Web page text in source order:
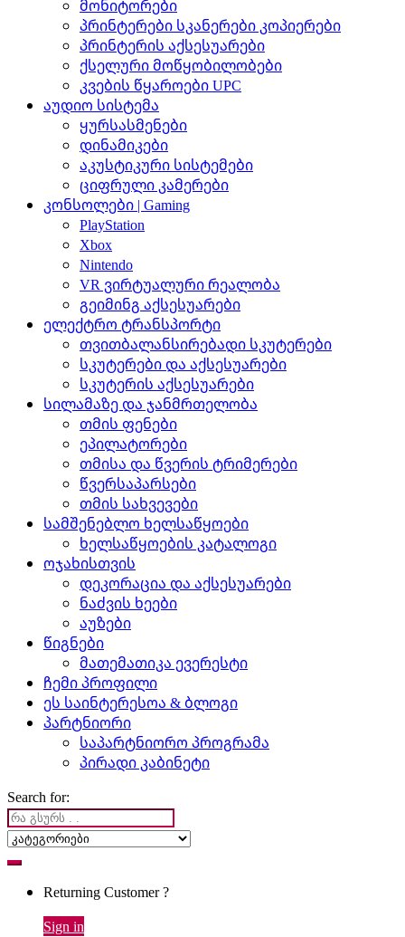
მონიტორები
პრინტერები სკანერები კოპიერები
პრინტერის აქსესუარები
ქსელური მოწყობილობები
კვების წყაროები UPC
აუდიო სისტემა
ყურსასმენები
დინამიკები
აკუსტიკური სისტემები
ციფრული კამერები
კონსოლები | Gaming
PlayStation
Xbox
Nintendo
VR ვირტუალური რეალობა
გეიმინგ აქსესუარები
ელექტრო ტრანსპორტი
თვითბალანსირებადი სკუტერები
სკუტერები და აქსესუარები
სკუტერის აქსესუარები
სილამაზე და ჯანმრთელობა
თმის ფენები
ეპილატორები
თმისა და წვერის ტრიმერები
წვერსაპარსები
თმის სახვევები
სამშენებლო ხელსაწყოები
ხელსაწყოების კატალოგი
ოჯახისთვის
დეკორაცია და აქსესუარები
ნაძვის ხეები
აუზები
წიგნები
მათემათიკა ევერესტი
ჩემი პროფილი
ეს საინტერესოა & ბლოგი
პარტნიორი
საპარტნიორო პროგრამა
პირადი კაბინეტი
Search for:
Returning Customer ?
Sign in